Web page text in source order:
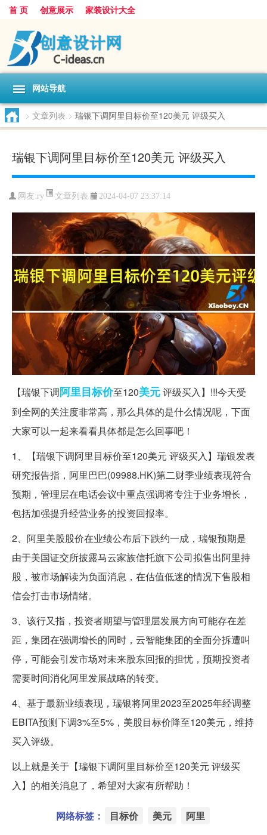
首 页 创意展示 家装设计大全
网站导航
> 文章列表 > 瑞银下调阿里目标价至120美元 评级买入
瑞银下调阿里目标价至120美元 评级买入
网友:ry 文章列表 2024-04-07 23:37:14
【瑞银下调阿里目标价至120美元评级买入】!!!今天受
到全网的关注度非常高，那么具体的是什么情况呢，下面
大家可以一起来看看具体都是怎么回事吧！
1、【瑞银下调阿里目标价至120美元 评级买入】瑞银发表
研究报告指，阿里巴巴(09988.HK)第二财季业绩表现符合
预期，管理层在电话会议中重点强调将专注于业务增长，
包括加强提升经营业务的投资回报率。
2、阿里美股股价在业绩公布后下跌约一成，瑞银预期是
由于美国证交所披露马云家族信托旗下公司拟售出阿里持
股，被市场解读为负面消息，在估值低迷的情况下售股相
信会打击市场情绪。
3、该行又指，投资者期望与管理层发展方向可能存在差
距，集团在强调增长的同时，云智能集团的全面分拆遭叫
停，可能会引发市场对未来股东回报的担忧，预期投资者
需要时间消化阿里发展战略的转变。
4、基于最新业绩表现，瑞银将阿里2023至2025年经调整
EBITA预测下调3%至5%，美股目标价降至120美元，维持
买入评级。
以上就是关于【瑞银下调阿里目标价至120美元 评级买
入】的相关消息了，希望对大家有所帮助！
网络标签： 目标价 美元 阿里